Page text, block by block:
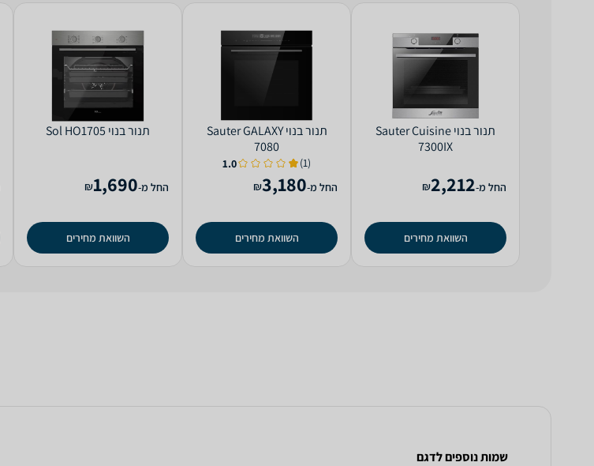
‏תנור בנוי Sauter Cuisine
7300IX
החל מ-2,212
₪
השוואת מחירים
‏תנור בנוי Sauter GALAXY
7080
(1)
1.0
החל מ-3,180
₪
השוואת מחירים
‏תנור בנוי Sol HO1705
החל מ-1,690
₪
השוואת מחירים
שמות נוספים לדגם